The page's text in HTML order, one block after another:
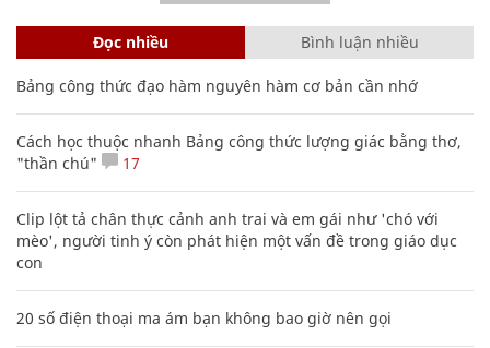
Đọc nhiều Bình luận nhiều
Bảng công thức đạo hàm nguyên hàm cơ bản cần nhớ
Cách học thuộc nhanh Bảng công thức lượng giác bằng thơ,
"thần chú"
17
Clip lột tả chân thực cảnh anh trai và em gái như 'chó với
mèo', người tinh ý còn phát hiện một vấn đề trong giáo dục
con
20 số điện thoại ma ám bạn không bao giờ nên gọi